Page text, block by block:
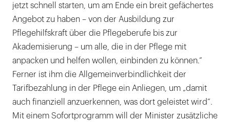
jetzt schnell starten, um am Ende ein breit gefächertes
Angebot zu haben – von der Ausbildung zur
Pflegehilfskraft über die Pflegeberufe bis zur
Akademisierung – um alle, die in der Pflege mit
anpacken und helfen wollen, einbinden zu können.“
Ferner ist ihm die Allgemeinverbindlichkeit der
Tarifbezahlung in der Pflege ein Anliegen, um „damit
auch finanziell anzuerkennen, was dort geleistet wird“.
Mit einem Sofortprogramm will der Minister zusätzliche